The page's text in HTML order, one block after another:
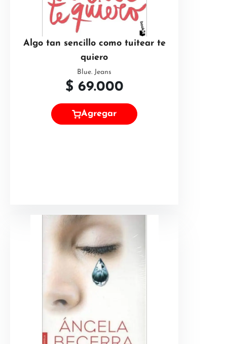
Algo tan sencillo como tuitear te
quiero
Blue. Jeans
$ 69.000
Agregar